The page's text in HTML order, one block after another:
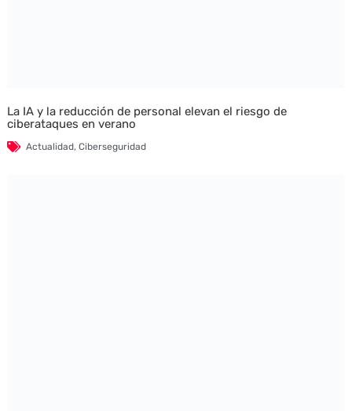
La IA y la reducción de personal elevan el riesgo de
ciberataques en verano
Actualidad, Ciberseguridad